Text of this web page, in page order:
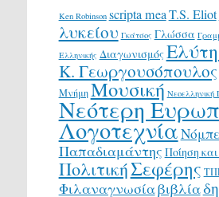
Ken Robinson scripta meaT.S. Eliot
λυκείου Γκάτσος Γλώσσα
Ελληνικής Διαγωνισμός
Κ. Γεωργουσόπουλος
ΜνήμηΜουσική Νεοελληνική
Νεότερη
Λογοτεχνία
Παπαδιαμάντης Ποίηση
ΠολιτικήΣεφέρης
Φιλαναγνωσίαβιβλία